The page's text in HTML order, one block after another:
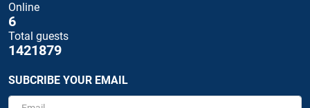
Online
6
Total guests
1421879
SUBCRIBE YOUR EMAIL